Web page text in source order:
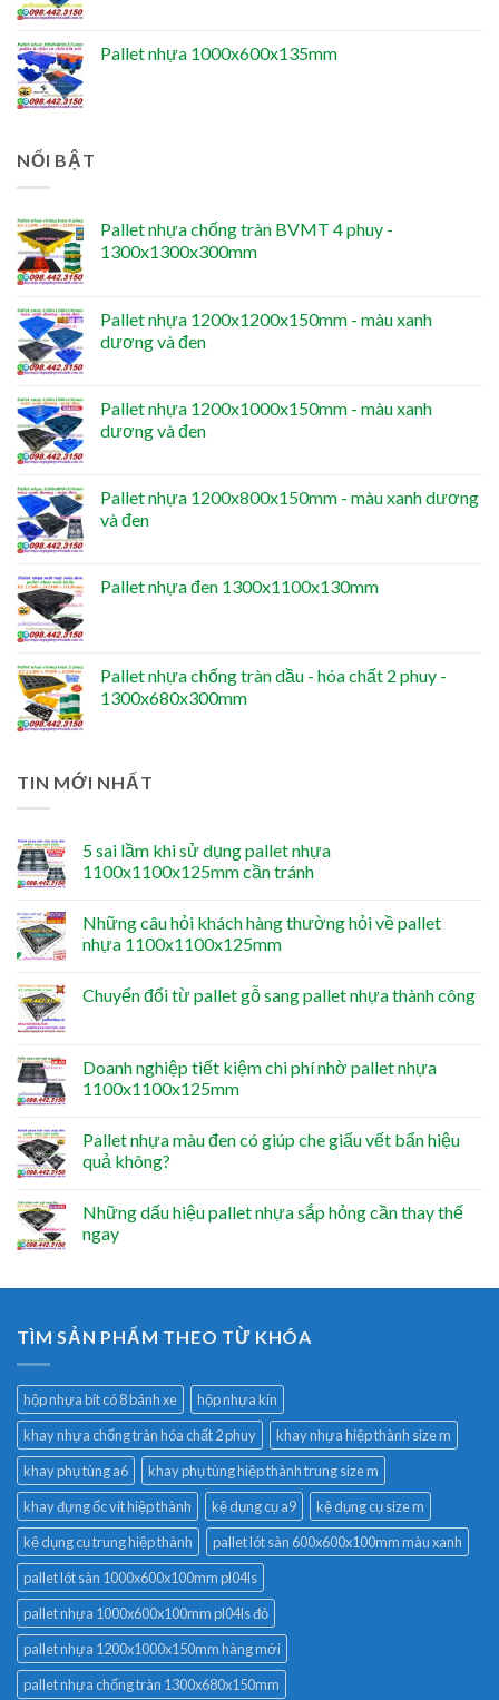
Pallet nhựa 1000x600x135mm
NỔI BẬT
Pallet nhựa chống tràn BVMT 4 phuy -
1300x1300x300mm
Pallet nhựa 1200x1200x150mm - màu xanh
dương và đen
Pallet nhựa 1200x1000x150mm - màu xanh
dương và đen
Pallet nhựa 1200x800x150mm - màu xanh dương
và đen
Pallet nhựa đen 1300x1100x130mm
Pallet nhựa chống tràn dầu - hóa chất 2 phuy -
1300x680x300mm
TIN MỚI NHẤT
5 sai lầm khi sử dụng pallet nhựa
1100x1100x125mm cần tránh
Những câu hỏi khách hàng thường hỏi về pallet
nhựa 1100x1100x125mm
Chuyển đổi từ pallet gỗ sang pallet nhựa thành công
Doanh nghiệp tiết kiệm chi phí nhờ pallet nhựa
1100x1100x125mm
Pallet nhựa màu đen có giúp che giấu vết bẩn hiệu
quả không?
Những dấu hiệu pallet nhựa sắp hỏng cần thay thế
ngay
TÌM SẢN PHẨM THEO TỪ KHÓA
hộp nhựa bít có 8 bánh xe
hộp nhựa kín
khay nhựa chống tràn hóa chất 2 phuy
khay nhựa hiệp thành size m
khay phụ tùng a6
khay phụ tùng hiệp thành trung size m
khay đựng ốc vít hiệp thành
kệ dụng cụ a9
kệ dụng cụ size m
kệ dụng cụ trung hiệp thành
pallet lót sàn 600x600x100mm màu xanh
pallet lót sàn 1000x600x100mm pl04ls
pallet nhựa 1000x600x100mm pl04ls đỏ
pallet nhựa 1200x1000x150mm hàng mới
pallet nhựa chống tràn 1300x680x150mm